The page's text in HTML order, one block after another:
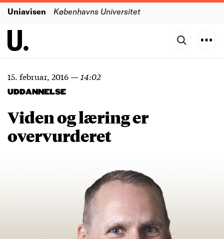
Uniavisen Københavns Universitet
15. februar, 2016— 14:02
UDDANNELSE
Viden og læring er
overvurderet